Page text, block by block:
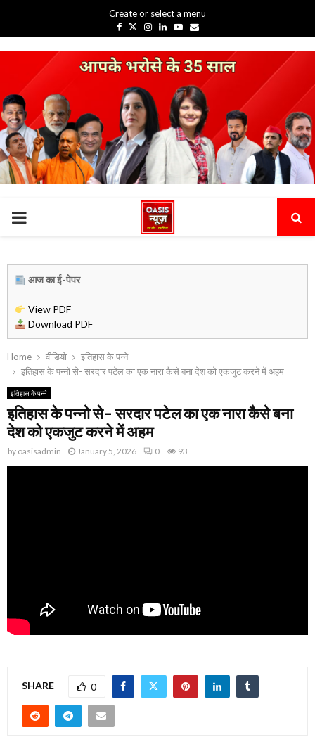
Create or select a menu
Facebook
TwitterInstagram
Linkedin
Youtube
Email
PRIMARY
Home वीडियो
इतिहास के पन्ने
इतिहास के पन्नो से- सरदार पटेल का एक नारा कैसे बना देश को एकजुट करने में अहम
इतिहास के पन्ने
इतिहास के पन्नो से- सरदार पटेल का एक नारा कैसे बना
देश को एकजुट करने में अहम
by oasisadmin January 5, 2026 0 93
SHARE 0
आज का ई-पेपर
View PDF
Download PDF